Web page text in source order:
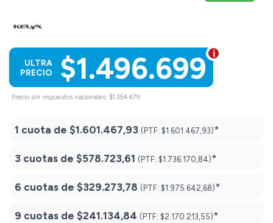
$1.496.699
ULTRA
PRECIO
Precio sin impuestos nacionales: $1.354.479
1 cuota de $1.601.467,93 (PTF: $1.601.467,93)*
3 cuotas de $578.723,61 (PTF: $1.736.170,84)*
6 cuotas de $329.273,78 (PTF: $1.975.642,68)*
9 cuotas de $241.134,84 (PTF: $2.170.213,55)*